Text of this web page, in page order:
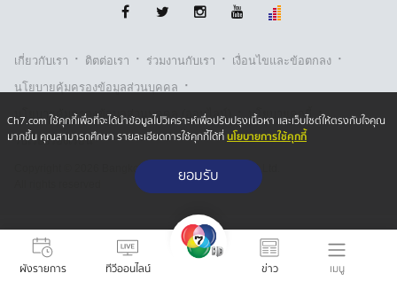
ผังรายการ ทีวีออนไลน์ ข่าว เมนู
เกี่ยวกับเรา · ติตต่อเรา · ร่วมงานกับเรา · เงื่อนไขและข้อตกลง ·
นโยบายคุ้มครองข้อมูลส่วนบุคคล ·
นโยบายคุ้มครองข้อมูลส่วนบุคคล (ออนไลน์) · นโยบายคุกกี้ ·
รับเรื่องร้องเรียน
Copyright © 2026 Bangkok Broadcasting & T.V. Co.,Ltd.
Ch7.com ใช้คุกกี้เพื่อที่จะได้นำข้อมูลไปวิเคราะห์เพื่อปรับปรุงเนื้อหา และเว็บไซต์ให้ตรงกับใจคุณ
มากขึ้น คุณสามารถศึกษา รายละเอียดการใช้คุกกี้ได้ที่นโยบายการใช้คุกกี้
ยอมรับ